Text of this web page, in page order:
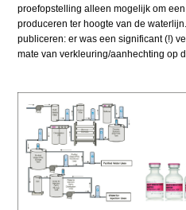
proefopstelling alleen mogelijk om
produceren ter hoogte van de
publiceren: er was een significant (!)
mate van verkleuring/aanhechting op